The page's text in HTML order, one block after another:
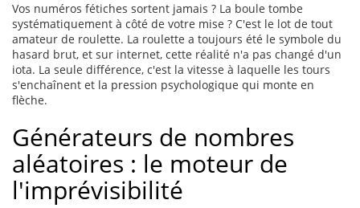
Vos numéros fétiches sortent jamais ? La boule tombe
systématiquement à côté de votre mise ? C'est le lot de tout
amateur de roulette. La roulette a toujours été le symbole du
hasard brut, et sur internet, cette réalité n'a pas changé d'un
iota. La seule différence, c'est la vitesse à laquelle les tours
s'enchaînent et la pression psychologique qui monte en
flèche.
Générateurs de nombres
aléatoires : le moteur de
l'imprévisibilité